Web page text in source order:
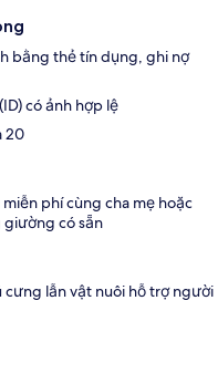
bằng thẻ tín dụng, ghi nợ
có ảnh hợp lệ
20
phí cùng cha mẹ hoặc
giường có sẵn
lẫn vật nuôi hỗ trợ người